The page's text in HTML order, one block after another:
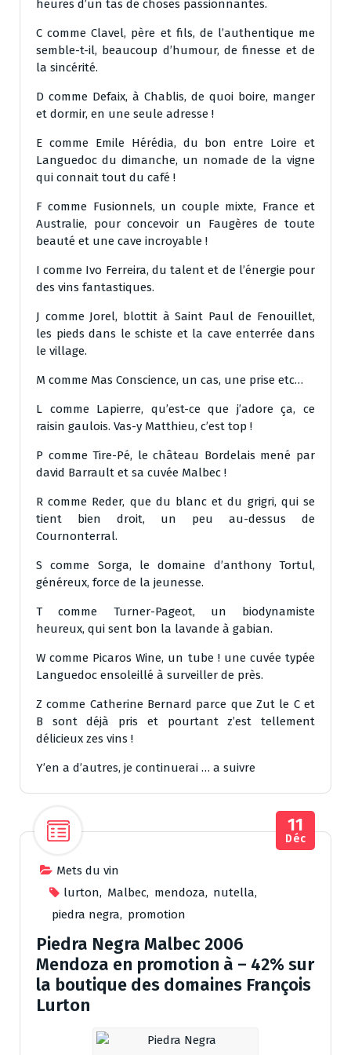
heures d’un tas de choses passionnantes.
C comme Clavel, père et fils, de l’authentique me
semble-t-il, beaucoup d’humour, de finesse et de
la sincérité.
D comme Defaix, à Chablis, de quoi boire, manger
et dormir, en une seule adresse !
E comme Emile Hérédia, du bon entre Loire et
Languedoc du dimanche, un nomade de la vigne
qui connait tout du café !
F comme Fusionnels, un couple mixte, France et
Australie, pour concevoir un Faugères de toute
beauté et une cave incroyable !
I comme Ivo Ferreira, du talent et de l’énergie pour
des vins fantastiques.
J comme Jorel, blottit à Saint Paul de Fenouillet,
les pieds dans le schiste et la cave enterrée dans
le village.
M comme Mas Conscience, un cas, une prise etc…
L comme Lapierre, qu’est-ce que j’adore ça, ce
raisin gaulois. Vas-y Matthieu, c’est top !
P comme Tire-Pé, le château Bordelais mené par
david Barrault et sa cuvée Malbec !
R comme Reder, que du blanc et du grigri, qui se
tient bien droit, un peu au-dessus de
Cournonterral.
S comme Sorga, le domaine d’anthony Tortul,
généreux, force de la jeunesse.
T comme Turner-Pageot, un biodynamiste
heureux, qui sent bon la lavande à gabian.
W comme Picaros Wine, un tube ! une cuvée typée
Languedoc ensoleillé à surveiller de près.
Z comme Catherine Bernard parce que Zut le C et
B sont déjà pris et pourtant z’est tellement
délicieux zes vins !
Y’en a d’autres, je continuerai … a suivre
Mets du vin
lurton, Malbec, mendoza, nutella,
piedra negra, promotion
11
Déc
Piedra Negra Malbec 2006
Mendoza en promotion à – 42% sur
la boutique des domaines François
Lurton